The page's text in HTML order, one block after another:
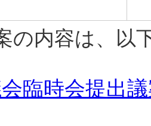
内容は、以
臨時会提出